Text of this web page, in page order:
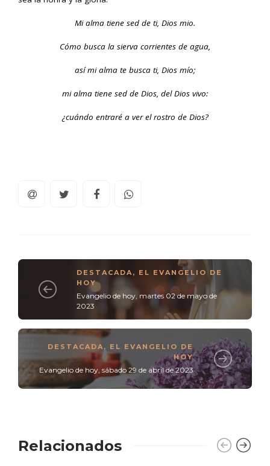
Mi alma tiene sed de ti, Dios mio.
Cómo busca la sierva corrientes de agua,
así mi alma te busca ti, Dios mío;
mi alma tiene sed de Dios, del Dios vivo:
¿cuándo entraré a ver el rostro de Dios?
DESTACADA , EL EVANGELIO DE
HOY
Evangelio de hoy, martes 02 de mayo de
2023
DESTACADA, EL EVANGELIO DE
HOY
Evangelio de hoy, sábado 29 de abril de 2023
Relacionados